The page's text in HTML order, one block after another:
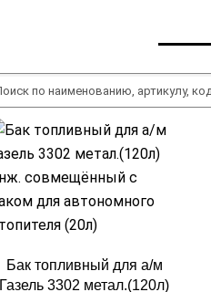
Бак топливный для а/м
Газель 3302 метал.(120л)